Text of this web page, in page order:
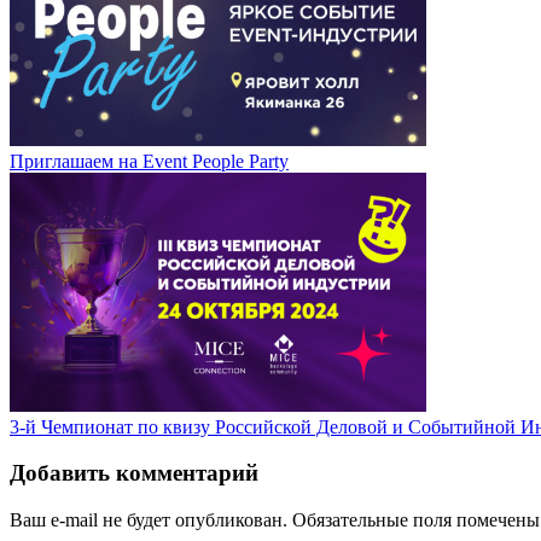
Приглашаем на Event People Party
3-й Чемпионат по квизу Российской Деловой и Событийной
Добавить комментарий
Ваш e-mail не будет опубликован. Обязательные поля помечены